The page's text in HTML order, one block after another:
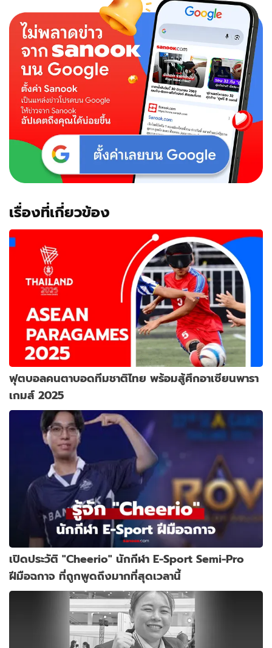
เรื่องที่เกี่ยวข้อง
ฟุตบอลคนตาบอดทีมชาติไทย พร้อมสู้ศึกอาเซียนพารา
เกมส์ 2025
เปิดประวัติ "Cheerio" นักกีฬา E-Sport Semi-Pro
ฝีมือฉกาจ ที่ถูกพูดถึงมากที่สุดเวลานี้